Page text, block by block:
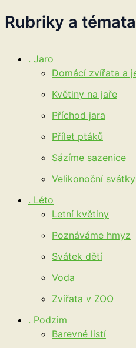
Rubriky a témata
. Jaro
Domácí zvířata a
Květiny na jaře
Příchod jara
Přílet ptáků
Sázíme sazenice
Velikonoční svátky
. Léto
Letní květiny
Poznáváme hmyz
Svátek dětí
Voda
Zvířata v ZOO
. Podzim
Barevné listí